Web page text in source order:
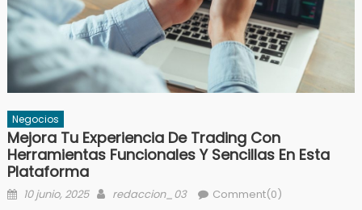
Negocios
Mejora Tu Experiencia De Trading Con
Herramientas Funcionales Y Sencillas En Esta
Plataforma
Posted
10 junio, 2025 Author
redaccion_03 Comment(0)